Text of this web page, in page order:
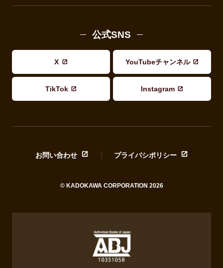
公式SNS
X YouTubeチャンネル
TikTok Instagram
お問い合わせ プライバシポリシー
© KADOKAWA CORPORATION 2026